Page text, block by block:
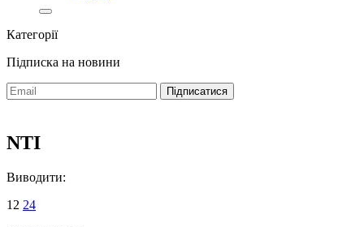
Категорії
Підписка на новини
NTI
Виводити:
12 24